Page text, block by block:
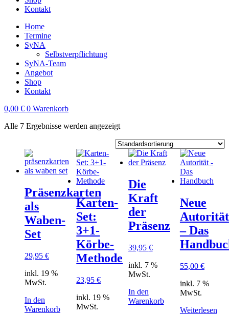
Kontakt
Home
Termine
SyNA
Selbstverpflichtung
SyNA-Team
Angebot
Shop
Kontakt
0,00 € 0 Warenkorb
Alle 7 Ergebnisse werden angezeigt
Präsenzkarten
als
Waben-
Set
29,95 €
inkl. 19 %
MwSt.
In den
Warenkorb
Karten-
Set:
3+1-
Körbe-
Methode
23,95€
inkl. 19 %
MwSt.
Die
Kraft
der
Präsenz
39,95 €
inkl. 7 %
MwSt.
In den
Warenkorb
Neue
Autorität
– Das
55,00 €
inkl. 7 %
MwSt.
Weiterlesen